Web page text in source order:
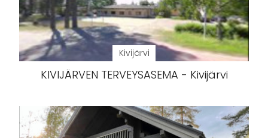
Kivijärvi
KIVIJÄRVEN TERVEYSASEMA - Kivijärvi